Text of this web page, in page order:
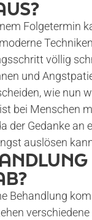
KOHL
TEST
Folgetermin
völlig
und
wie nun
bei Menschen
der Gedanke an
auslösen
Behandlung
verschiedene